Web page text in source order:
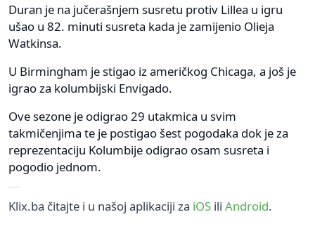
Duran je na jučerašnjem susretu protiv Lillea u igru
ušao u 82. minuti susreta kada je zamijenio Olieja
Watkinsa.
U Birmingham je stigao iz američkog Chicaga, a još je
igrao za kolumbijski Envigado.
Ove sezone je odigrao 29 utakmica u svim
takmičenjima te je postigao šest pogodaka dok je za
reprezentaciju Kolumbije odigrao osam susreta i
pogodio jednom.
Klix.ba čitajte i u našoj aplikaciji za iOS ili Android.